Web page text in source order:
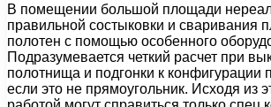
В помещении большой площади
правильной состыковки и сваривания
полотен с помощью особенного
Подразумевается четкий расчет при
полотнища и подгонки к конфигурации
если это не прямоугольник. Исходя из